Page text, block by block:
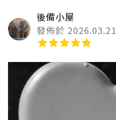
後備小屋
發佈於 2026.03.21